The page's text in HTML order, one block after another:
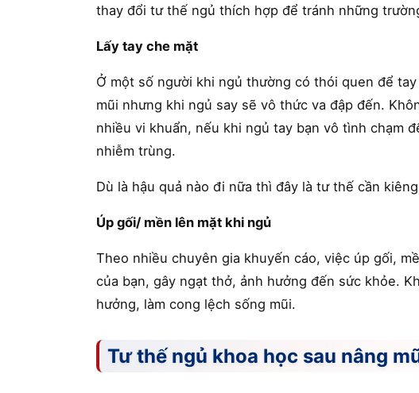
thay đổi tư thế ngủ thích hợp để tránh những
Lấy tay che mặt
Ở một số người khi ngủ thường có thói quen để
mũi nhưng khi ngủ say sẽ vô thức va đập đến.
nhiều vi khuẩn, nếu khi ngủ tay bạn vô tình chạm
nhiễm trùng.
Dù là hậu quả nào đi nữa thì đây là tư thế cần
Úp gối/ mền lên mặt khi ngủ
Theo nhiều chuyên gia khuyến cáo, việc úp gối,
của bạn, gây ngạt thở, ảnh hưởng đến sức khỏe.
hưởng, làm cong lệch sống mũi.
Tư thế ngủ khoa học sau nâng